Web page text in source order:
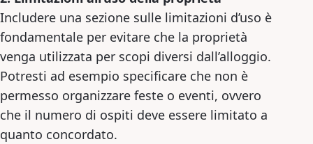
Includere una sezione sulle limitazioni d’uso è
fondamentale per evitare che la proprietà
venga utilizzata per scopi diversi dall’alloggio.
Potresti ad esempio specificare che non è
permesso organizzare feste o eventi, ovvero
che il numero di ospiti deve essere limitato a
quanto concordato.